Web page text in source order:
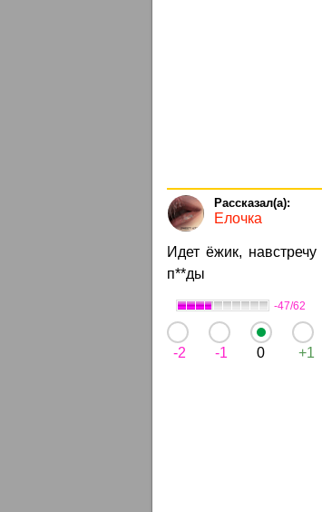
Елочка
Идет ёжик,
п**ды
-47/62
-2 -1 0 +1